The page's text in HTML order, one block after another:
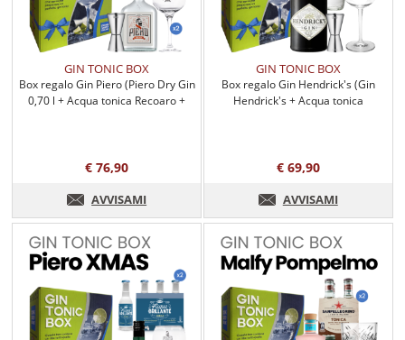
GIN TONIC BOX
Box regalo Gin Piero (Piero Dry Gin
0,70 l + Acqua tonica Recoaro +
€ 76,90
AVVISAMI
GIN TONIC BOX
Box regalo Gin Hendrick's (Gin
Hendrick's + Acqua tonica
€ 69,90
AVVISAMI